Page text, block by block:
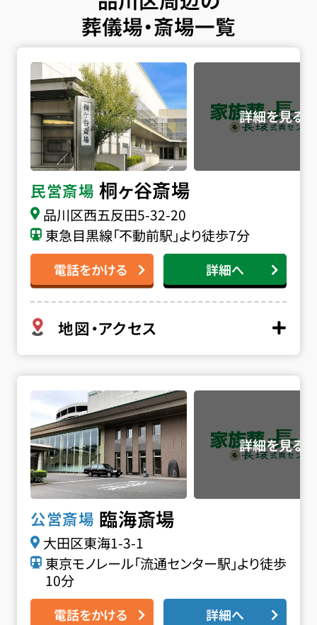
区が共同で運営する公営の斎場の臨海斎場を利用しま
す。火葬料金は死亡届に記載をする死亡者が品川区に住
民登録があれば、区民料金（臨海斎場：44,000円）でご利
品川区内の式場の専用安置室またはご自宅へご搬送い
たします。24時間365日、深夜早朝でも対応できる体制が
整っておりますので安心してご連絡ください。
葬儀場・斎場一覧
民営斎場 桐ヶ谷斎場
品川区西五反田5-32-20
東急目黒線「不動前駅」より徒歩7分
電話をかける 詳細へ
地図・アクセス
公営斎場 臨海斎場
大田区東海1-3-1
東京モノレール「流通センター駅」より徒歩
10分
電話をかける 詳細へ
臨海斎場の詳細へ